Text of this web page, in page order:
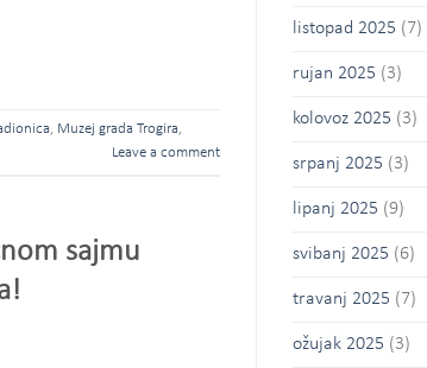
, Muzej grada Trogira,
Leave a comment
sajmu
listopad 2025 (7)
rujan 2025 (3)
kolovoz 2025 (3)
srpanj 2025 (3)
lipanj 2025 (9)
svibanj 2025 (6)
travanj 2025 (7)
ožujak 2025 (3)